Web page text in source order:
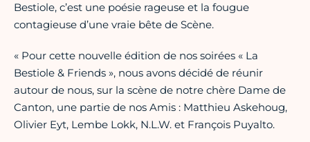
Bestiole, c’est une poésie rageuse et la fougue
contagieuse d’une vraie bête de Scène.
« Pour cette nouvelle édition de nos soirées « La
Bestiole & Friends », nous avons décidé de réunir
autour de nous, sur la scène de notre chère Dame de
Canton, une partie de nos Amis : Matthieu Askehoug,
Olivier Eyt, Lembe Lokk, N.L.W. et François Puyalto.